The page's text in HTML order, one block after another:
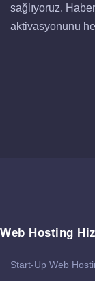
sağlıyoruz.
aktivasyonunu
Web Hosting
Start-Up Web